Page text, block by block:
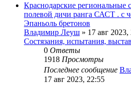
Краснодарские региональные
полевой дичи ранга САСТ . с
Эпаньоль бретонов
Владимир Леуш » 17 авг
Состязания, испытания,
0 Ответы
1918 Просмотры
Последнее сообщение
17 авг 2023, 22:55